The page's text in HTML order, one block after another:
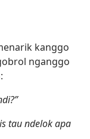
kanggo
nganggo
tau ndelok apa